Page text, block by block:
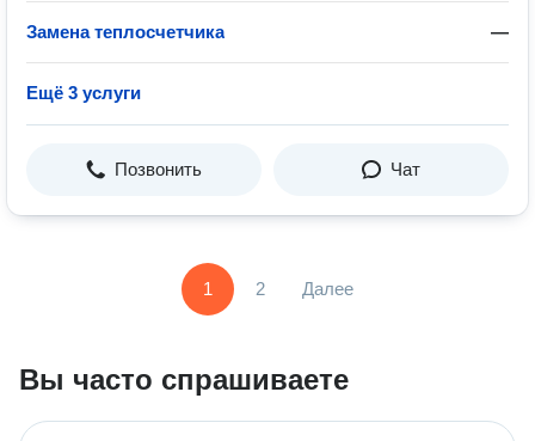
Замена теплосчетчика —
Ещё 3 услуги
Позвонить Чат
1 2 Далее
Вы часто спрашиваете